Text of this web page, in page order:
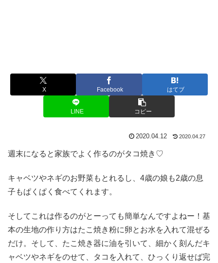
X Facebook はてブ
LINE コピー
2020.04.12 2020.04.27
週末になると家族でよく作るのがタコ焼き♡
キャベツやネギのお野菜もとれるし、4歳の娘も2歳の息
子もぱくぱく食べてくれます。
そしてこれは作るのがとーっても簡単なんですよねー！基
本の生地の作り方はたこ焼き粉に卵とお水を入れて混ぜる
だけ。そして、たこ焼き器に油を引いて、細かく刻んだキ
ャベツやネギをのせて、タコを入れて、ひっくり返せば完